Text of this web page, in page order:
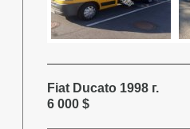
Fiat Ducato 1998 г.
6 000 $